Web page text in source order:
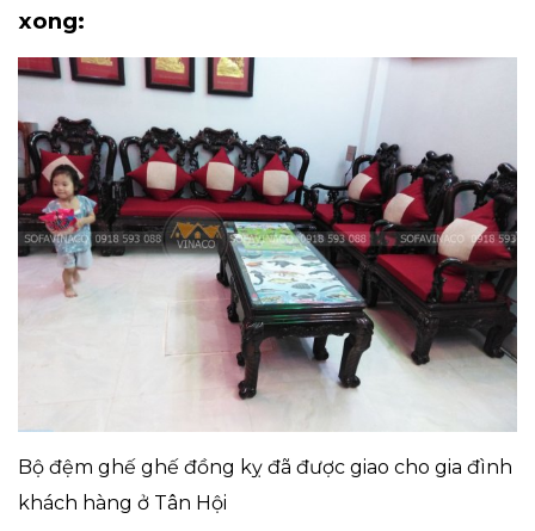
xong:
Bộ đệm ghế ghế đồng kỵ đã được giao cho gia đình
khách hàng ở Tân Hội